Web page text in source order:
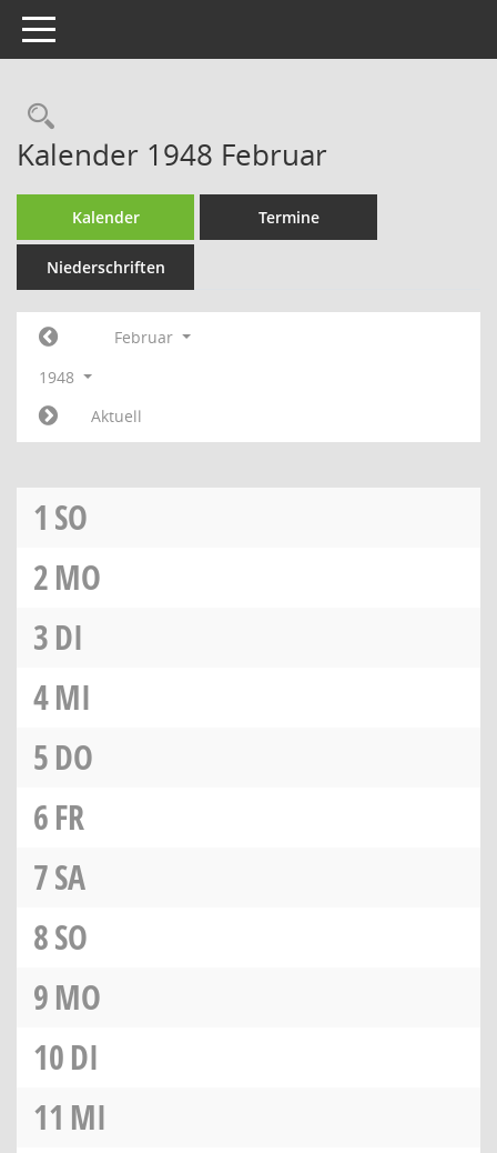
Toggle navigation
Rechercheauswahl
Kalender 1948 Februar
Kalender Termine
Niederschriften
Februar
1948
Aktuell
1 SO
2MO
3DI
4MI
5DO
6FR
7SA
8SO
9MO
10DI
11 MI